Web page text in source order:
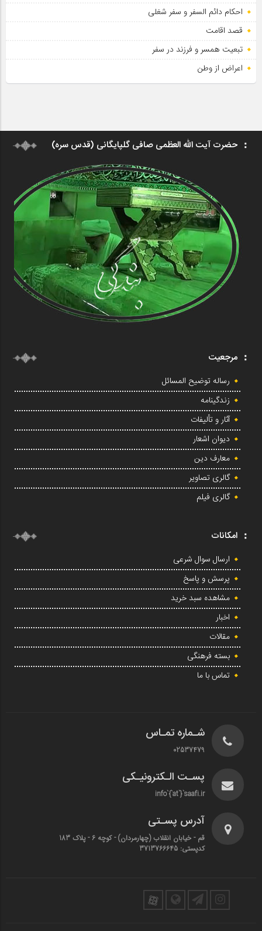
احکام دائم السفر و سفر شغلی
قصد اقامت
تبعیت همسر و فرزند در سفر
اعراض از وطن
حضرت آیت الله العظمی صافی گلپایگانی (قدس سره)
مرجعیت
رساله توضیح المسائل
زندگینامه
آثار و تألیفات
دیوان اشعار
معارف دین
گالری تصاویر
گالری فیلم
امکانات
ارسال سوال شرعی
پرسش و پاسخ
مشاهده سبد خرید
اخبار
مقالات
بسته فرهنگی
تماس با ما
شـماره تمـاس
02537479
پسـت الـکترونیـکی
info`{`at`}`saafi.ir
آدرس پسـتی
قم - خیابان انقلاب (چهارمردان)‌ - کوچه 6 - پلاک 183
کدپستی: 3713766645